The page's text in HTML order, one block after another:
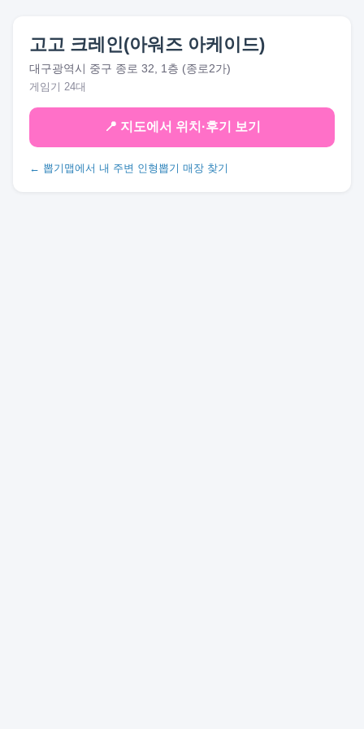
고고 크레인(아워즈 아케이드)
대구광역시 중구 종로 32, 1층 (종로2가)
게임기 24대
📍 지도에서 위치·후기 보기
← 뽑기맵에서 내 주변 인형뽑기 매장 찾기